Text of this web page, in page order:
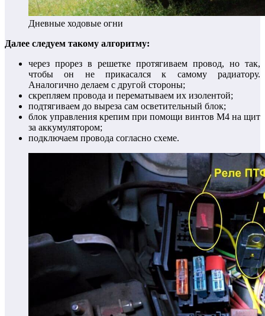
Дневные ходовые огни
Далее следуем такому алгоритму:
через прорез в решетке протягиваем провод, но так,
чтобы он не прикасался к самому радиатору.
Аналогично делаем с другой стороны;
скрепляем провода и перематываем их изолентой;
подтягиваем до выреза сам осветительный блок;
блок управления крепим при помощи винтов М4 на щит
за аккумулятором;
подключаем провода согласно схеме.